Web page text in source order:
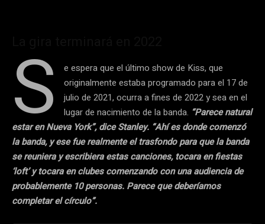
S
e espera que el último show de Kiss, que
originalmente estaba programado para el 17 de
julio de 2021, ocurra a fines de 2022 y sea en el
lugar de nacimiento de la banda. “Parece natural
estar en Nueva York”, dice Stanley. “Ahí es donde comenzó
la banda, y ese fue realmente el trasfondo para que la banda
se reuniera y escribiera estas canciones, tocara en fiestas
‘loft’ y tocara en clubes comenzando con una audiencia de
probablemente 10 personas. Parece que deberíamos
completar el círculo”.